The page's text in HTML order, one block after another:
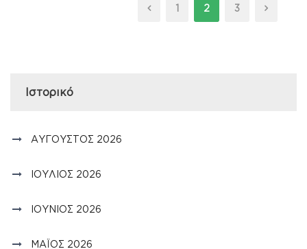
1 2 3
Ιστορικό
ΑΎΓΟΥΣΤΟΣ 2026
ΙΟΎΛΙΟΣ 2026
ΙΟΎΝΙΟΣ 2026
ΜΆΙΟΣ 2026